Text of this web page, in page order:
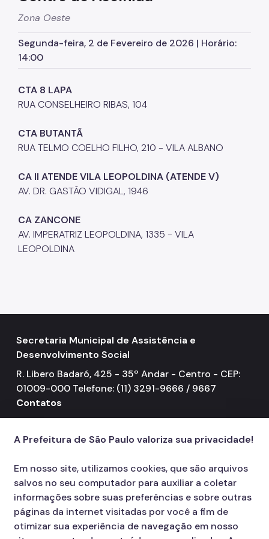
CPAS
Rede Socioassistencial
Painéis
Pessoa em situação de rua
Crianças e Adolescentes
Idosos
Famílias
Família Acolhedora
Programa Cidade Protetora
Operação Baixas Temperaturas (OBT)
Coordenadoria de Gestão de Benefícios
Renda Mínima
Benefício de Prestação Continuada (BPC)
Relação de Convênios e Parcerias
Zona Oeste
Segunda-feira, 2 de Fevereiro de 2026 | Horário:
14:00
CTA 8 LAPA
RUA CONSELHEIRO RIBAS, 104
CTA BUTANTÃ
RUA TELMO COELHO FILHO, 210 - VILA ALBANO
CA II ATENDE VILA LEOPOLDINA (ATENDE V)
AV. DR. GASTÃO VIDIGAL, 1946
CA ZANCONE
AV. IMPERATRIZ LEOPOLDINA, 1335 - VILA
LEOPOLDINA
Secretaria Municipal de Assistência e
Desenvolvimento Social
R. Libero Badaró, 425 - 35º Andar - Centro - CEP:
01009-000 Telefone: (11) 3291-9666 / 9667
Contatos
156
A Prefeitura de São Paulo valoriza sua privacidade!
Em nosso site, utilizamos cookies, que são arquivos
salvos no seu computador para auxiliar a coletar
informações sobre suas preferências e sobre outras
páginas da internet visitadas por você a fim de
otimizar sua experiência de navegação em nosso